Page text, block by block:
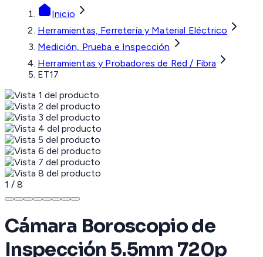
Inicio
Herramientas, Ferretería y Material Eléctrico
Medición, Prueba e Inspección
Herramientas y Probadores de Red / Fibra
ET17
1 / 8
Cámara Boroscopio de
Inspección 5.5mm 720p